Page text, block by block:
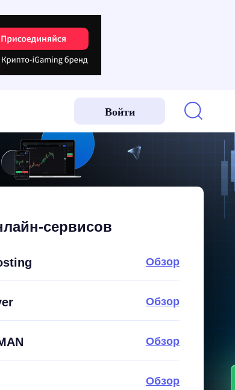
Войти
сервисов
Обзор
Обзор
Обзор
Обзор